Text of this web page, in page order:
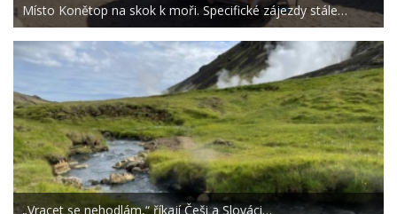
Místo Konětop na skok k moři. Specifické zájezdy stále…
„Vracet se nehodlám,“ říkají Češi a Slováci…